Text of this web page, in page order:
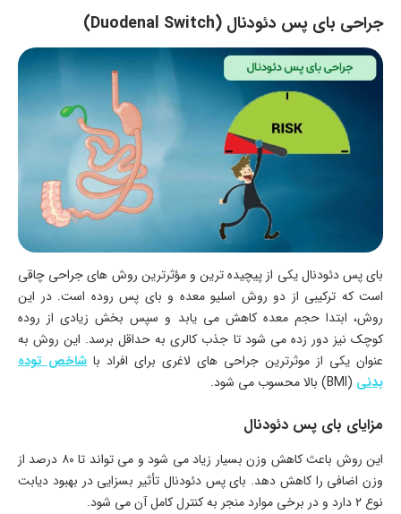
جراحی بای پس دئودنال (Duodenal Switch)
بای پس دئودنال یکی از پیچیده ترین و مؤثرترین روش های جراحی چاقی
است که ترکیبی از دو روش اسلیو معده و بای پس روده است. در این
روش، ابتدا حجم معده کاهش می یابد و سپس بخش زیادی از روده
کوچک نیز دور زده می شود تا جذب کالری به حداقل برسد. این روش به
عنوان یکی از موثرترین جراحی های لاغری برای افراد با شاخص توده
بدنی (BMI) بالا محسوب می شود.
مزایای بای پس دئودنال
این روش باعث کاهش وزن بسیار زیاد می شود و می تواند تا ۸۰ درصد از
وزن اضافی را کاهش دهد. بای پس دئودنال تأثیر بسزایی در بهبود دیابت
نوع ۲ دارد و در برخی موارد منجر به کنترل کامل آن می شود.